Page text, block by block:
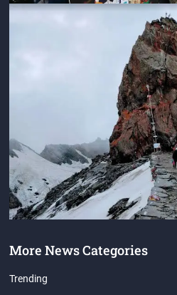
More News Categories
Trending